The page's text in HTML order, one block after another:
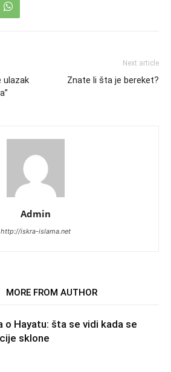
ulazak
Next article
Znate li šta je bereket?
Admin
http://iskra-islama.net
MORE FROM AUTHOR
o Hayatu: šta se vidi kada se
sklone